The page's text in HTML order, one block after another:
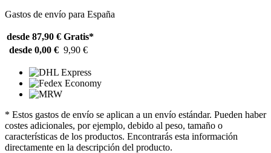
Gastos de envío para España
desde 87,90 € Gratis*
desde 0,00 € 9,90 €
* Estos gastos de envío se aplican a un envío estándar. Pueden haber
costes adicionales, por ejemplo, debido al peso, tamaño o
características de los productos. Encontrarás esta información
directamente en la descripción del producto.